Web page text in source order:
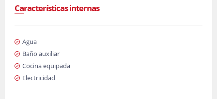
Características internas
Agua
Baño auxiliar
Cocina equipada
Electricidad